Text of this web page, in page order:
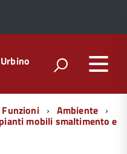
Funzioni Ambiente
mobili smaltimento e